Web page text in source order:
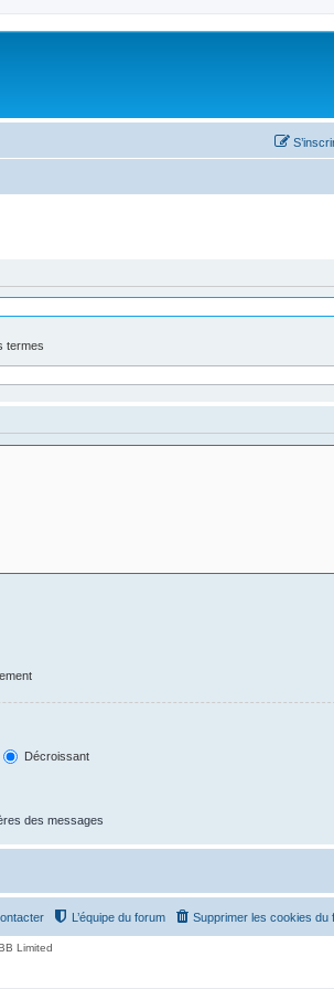
termes
Décroissant
des messages
Supprimer les cookies du
L’équipe du forum
Limited